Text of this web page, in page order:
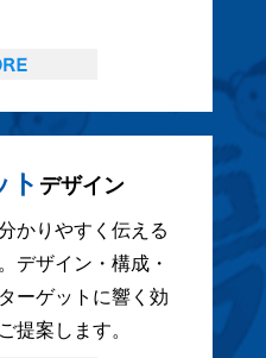
ト デザイン
かりやすく伝える
デザイン・構成・
ーゲットに響く効
提案します。